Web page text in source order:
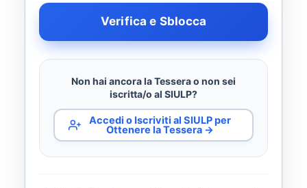
Verifica e Sblocca
Non hai ancora la Tessera o non sei
iscritta/o al SIULP?
Accedi o Iscriviti al SIULP per
Ottenere la Tessera →